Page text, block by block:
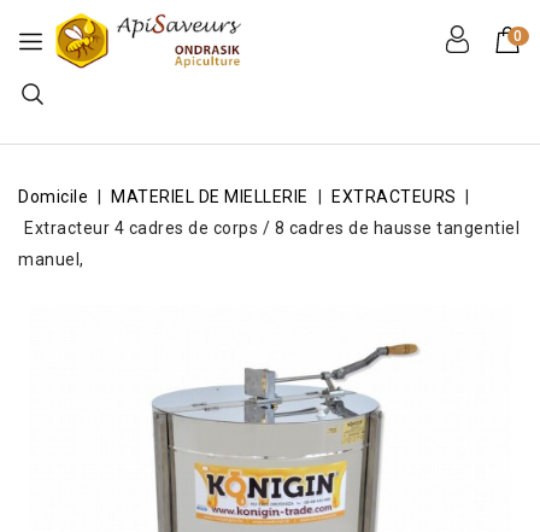
0
Domicile MATERIEL DE MIELLERIE
EXTRACTEURS
Extracteur 4 cadres de corps / 8 cadres de hausse tangentiel
manuel,